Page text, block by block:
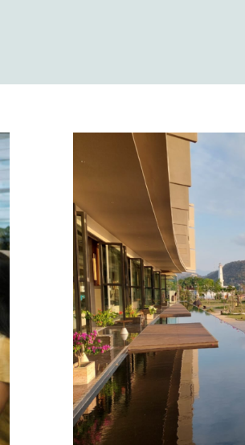
Perusahaan
Riset